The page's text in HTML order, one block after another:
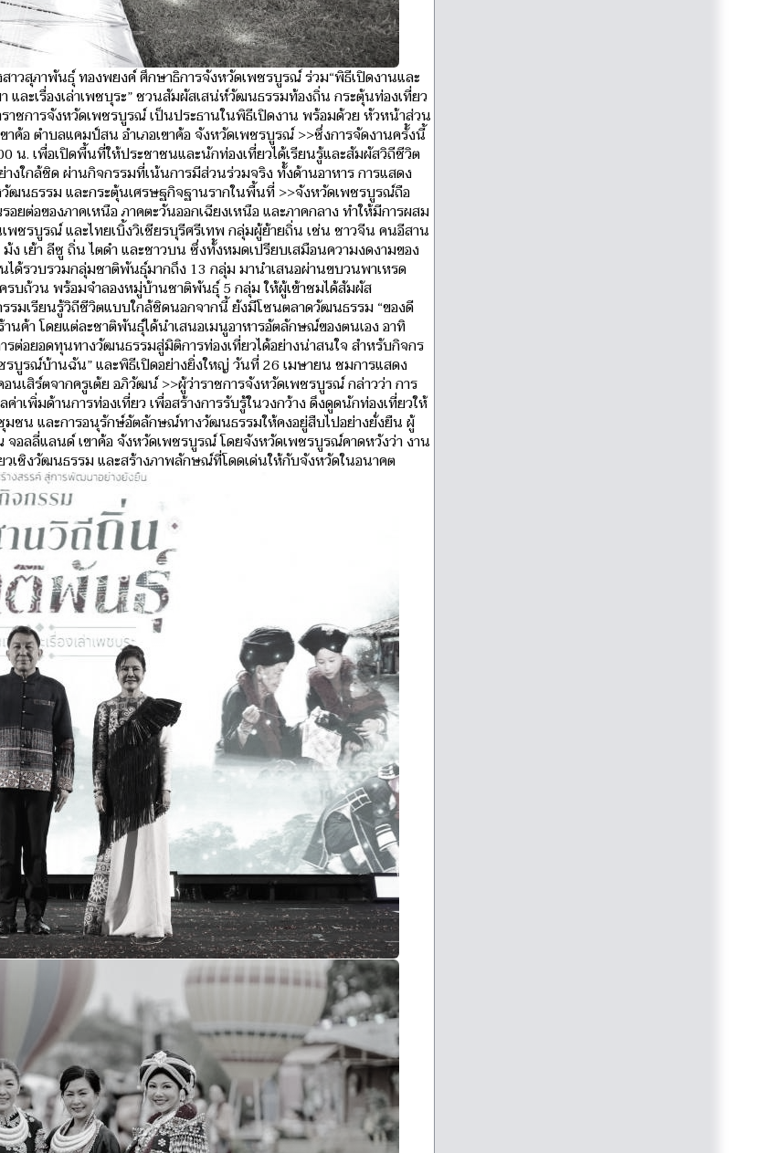
าวสุภาพันธุ์ ทองพยงค์ ศึกษาธิการจังหวัดเพชรบูรณ์ ร่วม“พิธีเปิดงานและ
ะเรื่องเล่าเพชบุระ” ชวนสัมผัสเสน่ห์วัฒนธรรมท้องถิ่น กระตุ้นท่องเที่ยว
ชการจังหวัดเพชรบูรณ์ เป็นประธานในพิธีเปิดงาน พร้อมด้วย หัวหน้าส่วน
ค้อ ตำบลแคมป์สน อำเภอเขาค้อ จังหวัดเพชรบูรณ์ >>ซึ่งการจัดงานครั้งนี้
น. เพื่อเปิดพื้นที่ให้ประชาชนและนักท่องเที่ยวได้เรียนรู้และสัมผัสวิถีชีวิต
กล้ชิด ผ่านกิจกรรมที่เน้นการมีส่วนร่วมจริง ทั้งด้านอาหาร การแสดง
ฒนธรรม และกระตุ้นเศรษฐกิจฐานรากในพื้นที่ >>จังหวัดเพชรบูรณ์ถือ
ต่อของภาคเหนือ ภาคตะวันออกเฉียงเหนือ และภาคกลาง ทำให้มีการผสม
ชรบูรณ์ และไทยเบิ้งวิเชียรบุรีศรีเทพ กลุ่มผู้ย้ายถิ่น เช่น ชาวจีน คนอีสาน
เย้า ลีซู ถิ่น ไตดำ และชาวบน ซึ่งทั้งหมดเปรียบเสมือนความงดงามของ
ด้รวบรวมกลุ่มชาติพันธุ์มากถึง 13 กลุ่ม มานำเสนอผ่านขบวนพาเหรด
รบถ้วน พร้อมจำลองหมู่บ้านชาติพันธุ์ 5 กลุ่ม ให้ผู้เข้าชมได้สัมผัส
รมเรียนรู้วิถีชีวิตแบบใกล้ชิดนอกจากนี้ ยังมีโซนตลาดวัฒนธรรม “ของดี
ค้า โดยแต่ละชาติพันธุ์ได้นำเสนอเมนูอาหารอัตลักษณ์ของตนเอง อาทิ
ต่อยอดทุนทางวัฒนธรรมสู่มิติการท่องเที่ยวได้อย่างน่าสนใจ สำหรับกิจกร
บูรณ์บ้านฉัน” และพิธีเปิดอย่างยิ่งใหญ่ วันที่ 26 เมษายน ชมการแสดง
สิร์ตจากครูเต้ย อภิวัฒน์ >>ผู้ว่าราชการจังหวัดเพชรบูรณ์ กล่าวว่า การ
เพิ่มด้านการท่องเที่ยว เพื่อสร้างการรับรู้ในวงกว้าง ดึงดูดนักท่องเที่ยวให้
มชน และการอนุรักษ์อัตลักษณ์ทางวัฒนธรรมให้คงอยู่สืบไปอย่างยั่งยืน ผู้
จอลลี่แลนด์ เขาค้อ จังหวัดเพชรบูรณ์ โดยจังหวัดเพชรบูรณ์คาดหวังว่า งาน
เชิงวัฒนธรรม และสร้างภาพลักษณ์ที่โดดเด่นให้กับจังหวัดในอนาคต